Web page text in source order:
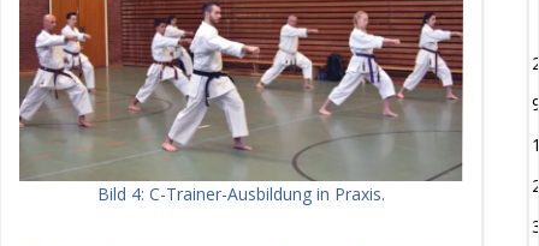
Bild 4: C-Trainer-Ausbildung in Praxis.